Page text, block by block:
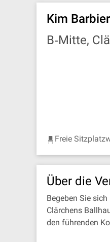
Kim
B‐Mitte,
Freie
Über die
Begeben Sie
Clärchens
den führenden